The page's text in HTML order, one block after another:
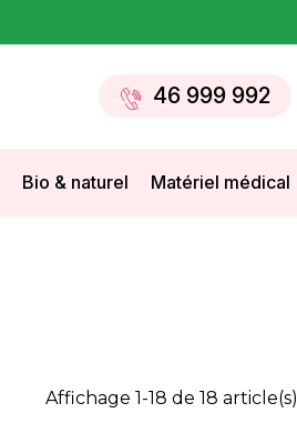
46 999 992
Bio & naturel Matériel médical
Affichage 1-18 de 18 article(s)